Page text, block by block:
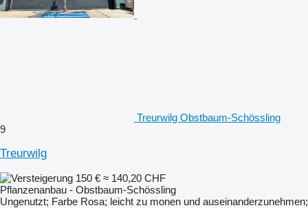
Treurwilg Obstbaum-Schössling
9
Treurwilg
150 € ≈ 140,20 CHF
Pflanzenanbau - Obstbaum-Schössling
Ungenutzt; Farbe Rosa; leicht zu monen und auseinanderzunehmen;